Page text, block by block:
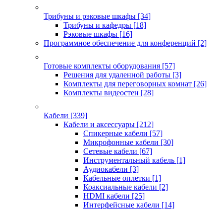
Трибуны и рэковые шкафы [34]
Трибуны и кафедры [18]
Рэковые шкафы [16]
Программное обеспечение для конференций [2]
Готовые комплекты оборудования [57]
Решения для удаленной работы [3]
Комплекты для переговорных комнат [26]
Комплекты видеостен [28]
Кабели [339]
Кабели и аксессуары [212]
Спикерные кабели [57]
Микрофонные кабели [30]
Сетевые кабели [67]
Инструментальный кабель [1]
Аудиокабели [3]
Кабельные оплетки [1]
Коаксиальные кабели [2]
HDMI кабели [25]
Интерфейсные кабели [14]